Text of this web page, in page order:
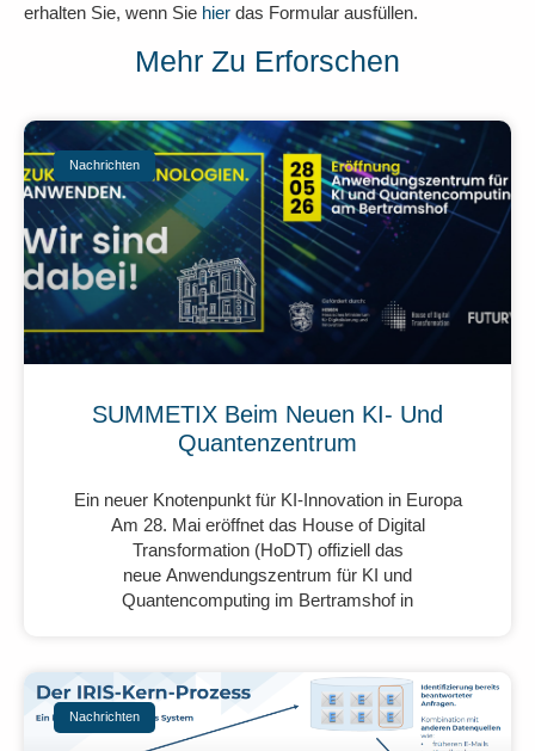
erhalten Sie, wenn Sie hier das Formular ausfüllen.
Mehr Zu Erforschen
Nachrichten
SUMMETIX Beim Neuen KI- Und
Quantenzentrum
Ein neuer Knotenpunkt für KI-Innovation in Europa
Am 28. Mai eröffnet das House of Digital
Transformation (HoDT) offiziell das
neue Anwendungszentrum für KI und
Quantencomputing im Bertramshof in
Nachrichten